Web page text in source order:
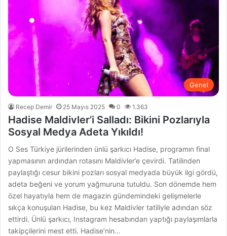
Genel
Recep Demir 25 Mayıs 2025 0 1.363
Hadise Maldivler’i Salladı: Bikini Pozlarıyla
Sosyal Medya Adeta Yıkıldı!
O Ses Türkiye jürilerinden ünlü şarkıcı Hadise, programın final
yapmasının ardından rotasını Maldivler’e çevirdi. Tatilinden
paylaştığı cesur bikini pozları sosyal medyada büyük ilgi gördü,
adeta beğeni ve yorum yağmuruna tutuldu. Son dönemde hem
özel hayatıyla hem de magazin gündemindeki gelişmelerle
sıkça konuşulan Hadise, bu kez Maldivler tatiliyle adından söz
ettirdi. Ünlü şarkıcı, Instagram hesabından yaptığı paylaşımlarla
takipçilerini mest etti. Hadise’nin…